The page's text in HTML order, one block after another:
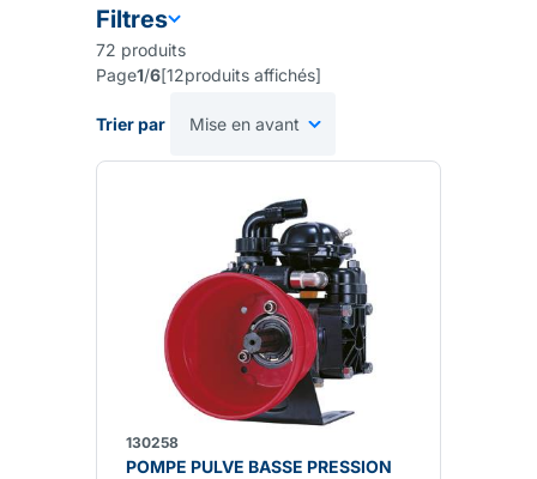
Filtres
72 produits
Page1/6[12produits affichés]
Trier par
130258
POMPE PULVE BASSE PRESSION